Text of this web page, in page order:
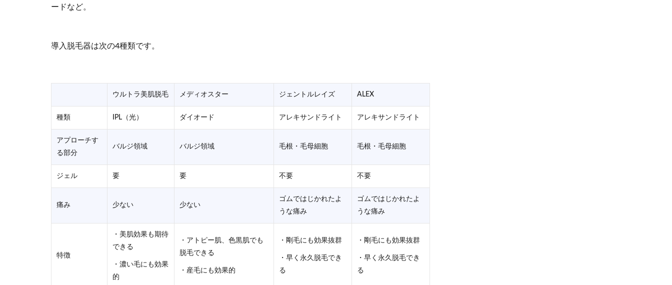
ードなど。
導入脱毛器は次の4種類です。
ウルトラ美肌脱毛 メディオスター ジェントルレイズ ALEX
種類 IPL（光） ダイオード アレキサンドライト アレキサンドライト
アプローチす
る部分
バルジ領域 バルジ領域 毛根・毛母細胞 毛根・毛母細胞
ジェル 要 要 不要 不要
痛み 少ない 少ない
ゴムではじかれたよ
うな痛み
ゴムではじかれたよ
うな痛み
特徴
・美肌効果も期待
できる
・濃い毛にも効果
的
・アトピー肌、色黒肌でも
脱毛できる
・産毛にも効果的
・剛毛にも効果抜群
・早く永久脱毛でき
る
・剛毛にも効果抜群
・早く永久脱毛でき
る